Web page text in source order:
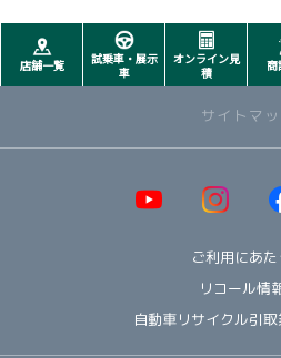
店舗一覧
試乗車・展示
車
オンライン見
積
商
サイトマ
ウェルキャブ（福祉車両）
ご利用にあた
リコール情
自動車リサイクル引